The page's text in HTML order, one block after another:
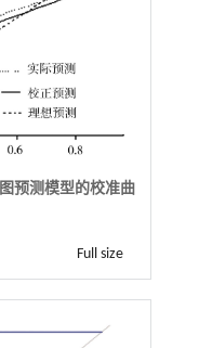
预测模型的校准曲
Full size